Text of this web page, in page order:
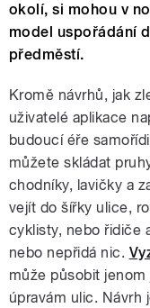
okolí, si mohou v
model uspořádání
předměstí.
Kromě návrhů, jak
uživatelé aplikace
budoucí éře
můžete skládat
chodníky, lavičky a
vejít do šířky ulice,
cyklisty, nebo řidiče
nebo nepřidá nic.
může působit
úpravám ulic. Návrh